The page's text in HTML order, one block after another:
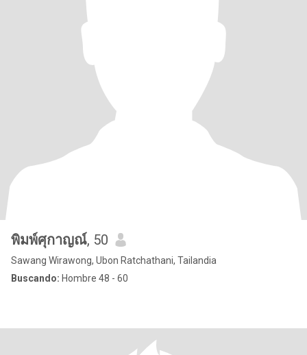
พิมพ์ศุกาญณ์, 50
Sawang Wirawong, Ubon Ratchathani, Tailandia
Buscando: Hombre 48 - 60